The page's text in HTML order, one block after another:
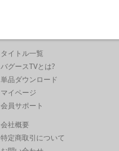
タイトル一覧
バグースTVとは?
単品ダウンロード
マイページ
会員サポート
会社概要
特定商取引について